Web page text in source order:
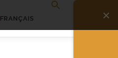
FRANÇAIS